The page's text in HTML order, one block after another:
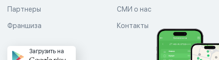
СМИ о нас
Контакты
Партнеры
Франшиза
Загрузить на